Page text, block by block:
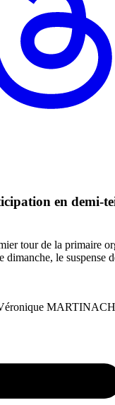
en demi-
tour de la primaire
dimanche, le suspense